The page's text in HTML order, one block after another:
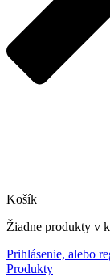
Košík
Žiadne produkty v
Prihlásenie, alebo
Produkty